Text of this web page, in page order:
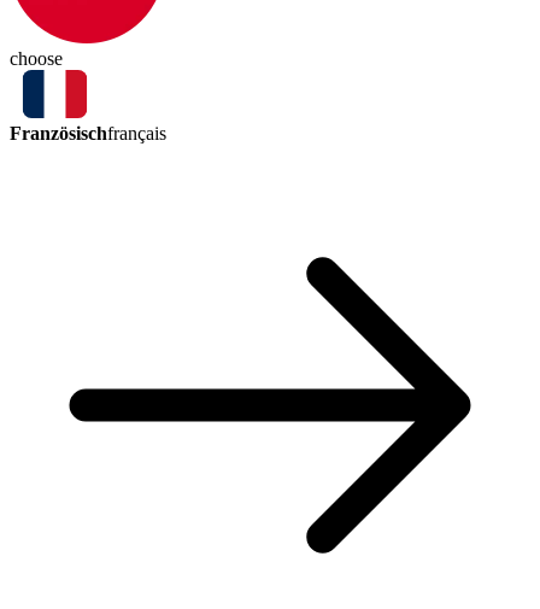
choose
Französischfrançais